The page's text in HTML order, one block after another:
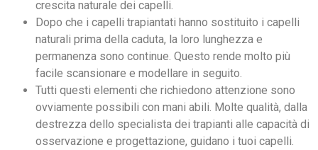
crescita naturale dei capelli.
Dopo che i capelli trapiantati hanno sostituito i capelli
naturali prima della caduta, la loro lunghezza e
permanenza sono continue. Questo rende molto più
facile scansionare e modellare in seguito.
Tutti questi elementi che richiedono attenzione sono
ovviamente possibili con mani abili. Molte qualità, dalla
destrezza dello specialista dei trapianti alle capacità di
osservazione e progettazione, guidano i tuoi capelli.